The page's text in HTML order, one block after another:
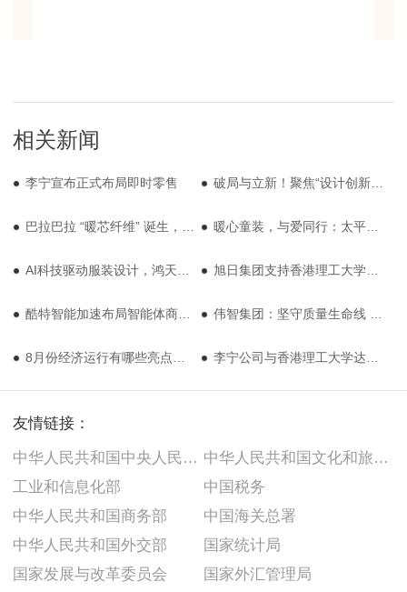
相关新闻
李宁宣布正式布局即时零售 破局与立新！聚焦“设计创新”与“用户体验”的职业工装设计研发中心在宁波成立
巴拉巴拉 “暖芯纤维” 诞生，“超级纤维” 平台再添关键成员 暖心童装，与爱同行：太平鸟向喜德县捐赠爱心衣物
AI科技驱动服装设计，鸿天集团引领行业新潮流 旭日集团支持香港理工大学人工智能驱动可持续时尚研究项目
酷特智能加速布局智能体商业集群 伟智集团：坚守质量生命线 奏响质量最强音
8月份经济运行有哪些亮点和积极变化？ 李宁公司与香港理工大学达成战略合作，设立联合运动科学研究中心
友情链接：
中华人民共和国中央人民政府
工业和信息化部
中华人民共和国商务部
中华人民共和国外交部
国家发展与改革委员会
中华人民共和国文化和旅游部
中国税务
中国海关总署
国家统计局
国家外汇管理局